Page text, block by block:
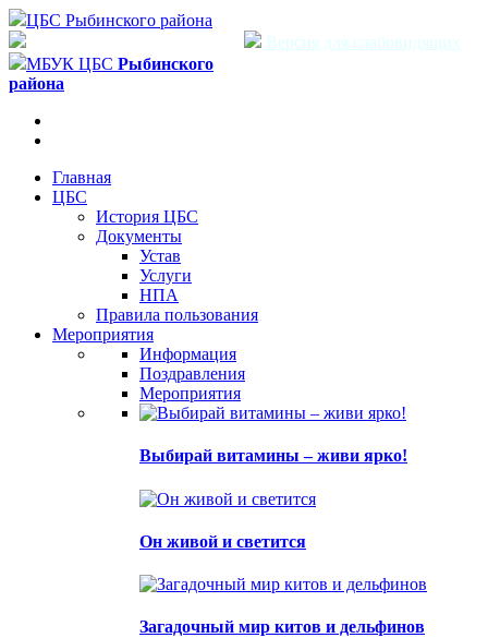
ЦБС Рыбинского района
Версия для слабовидящих
МБУК ЦБС Рыбинского
района
Главная
ЦБС
История ЦБС
Документы
Устав
Услуги
НПА
Правила пользования
Мероприятия
Информация
Поздравления
Мероприятия
Выбирай витамины – живи ярко!
Он живой и светится
Загадочный мир китов и дельфинов